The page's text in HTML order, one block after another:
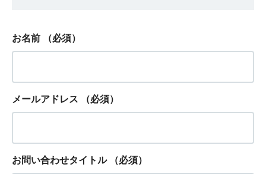
お名前 （必須）
メールアドレス （必須）
お問い合わせタイトル （必須）